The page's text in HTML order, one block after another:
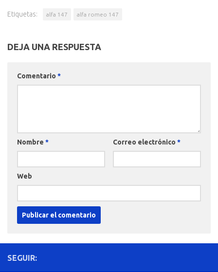
Etiquetas: alfa 147 alfa romeo 147
DEJA UNA RESPUESTA
Comentario *
Nombre * Correo electrónico *
Web
SEGUIR: